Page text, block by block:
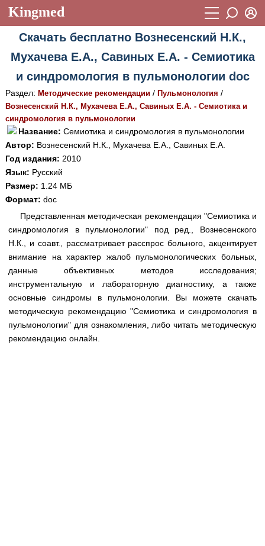
Kingmed
Учебный материал
Видеогалерея 899
Истории болезней 1268
Лекции и презентации 2474
Аккредитационные тесты
Методические рекомендации
Научно-популярное
Статьи
Новости (244)
Медицинская стандартизация
Нормативы экстренной и неотложной помощи
Нормы лабораторных и инструментальных
исследований
Восстановить пароль
Регистрация
Скачать бесплатно Вознесенский Н.К.,
Мухачева Е.А., Савиных Е.А. - Семиотика
и синдромология в пульмонологии doc
Раздел: Методические рекомендации/ Пульмонология /
Вознесенский Н.К., Мухачева Е.А., Савиных Е.А. - Семиотика и
синдромология в пульмонологии
Название: Семиотика и синдромология в пульмонологии
Автор: Вознесенский Н.К., Мухачева Е.А., Савиных Е.А.
Год издания: 2010
Язык: Русский
Размер: 1.24 МБ
Формат: doc
Представленная методическая рекомендация "Семиотика и
синдромология в пульмонологии" под ред., Вознесенского
Н.К., и соавт., рассматривает расспрос больного, акцентирует
внимание на характер жалоб пульмонологических больных,
данные объективных методов исследования;
инструментальную и лабораторную диагностику, а также
основные синдромы в пульмонологии. Вы можете скачать
методическую рекомендацию "Семиотика и синдромология в
пульмонологии" для ознакомления, либо читать методическую
рекомендацию онлайн.